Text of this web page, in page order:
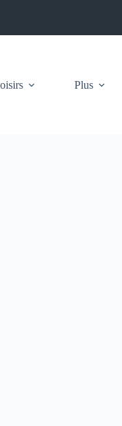
Plus